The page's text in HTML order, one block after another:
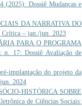
(2025): Dossiê Mudanças e
DA NARRATIVA DO
Crítica – jan./jun. 2023
PARA O PROGRAMA
n. 17: Dossiê Avaliação de
implantação do projeto da
2024
HISTÓRICA SOBRE
de Ciências Sociais: